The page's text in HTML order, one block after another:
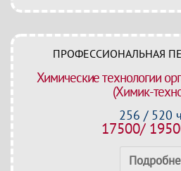
ПРОФЕССИОНАЛЬНАЯ
Химические технологии
(Химик-
256 / 520
17500/